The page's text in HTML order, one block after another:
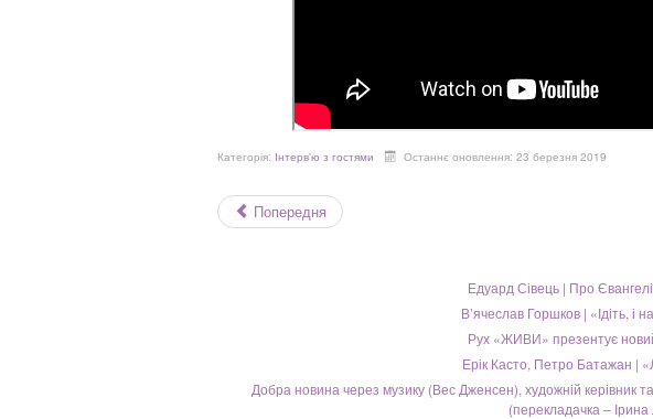
Категорія: Інтерв'ю з гостями Останнє оновлення: 23 березня 2019
Попередня
Едуард Сівець | Про
В’ячеслав Горшков | «Ідіть, і
Рух «ЖИВИ» презентує
Ерік Касто, Петро Батажан |
Добра новина через музику (Вес Дженсен), художній керівник
(перекладачка – Ірина